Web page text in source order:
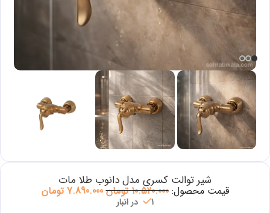
شیر توالت کسری مدل دانوب طلا مات
قیمت محصول:10.520.000 تومان 7.890.000 تومان
1 در انبار